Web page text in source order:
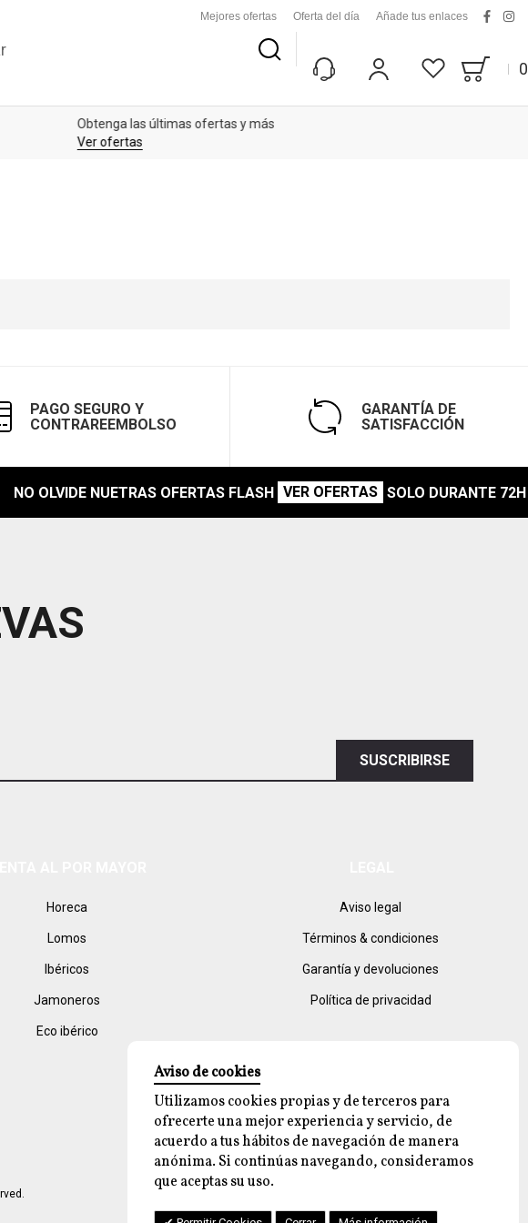
Mejores ofertas Oferta del día Añade tus enlaces
Mi CuentaLista De Deseos
Bag0
PAGO SEGURO Y
CONTRAREEMBOLSO
GARANTÍA DE
SATISFACCIÓN
NO OLVIDE NUETRAS OFERTAS FLASH VER OFERTAS SOLO DURANTE 72H
SUSCRIBIRSE
Horeca
Lomos
Ibéricos
Jamoneros
Eco ibérico
Aviso legal
Términos & condiciones
Garantía y devoluciones
Política de privacidad
Aviso de cookies
Utilizamos cookies propias y de terceros para
ofrecerte una mejor experiencia y servicio, de
acuerdo a tus hábitos de navegación de manera
anónima. Si continúas navegando, consideramos
que aceptas su uso.